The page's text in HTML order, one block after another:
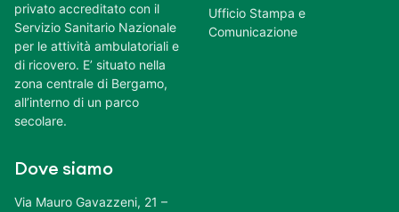
privato accreditato con il
Servizio Sanitario Nazionale
per le attività ambulatoriali e
di ricovero. E’ situato nella
zona centrale di Bergamo,
all’interno di un parco
secolare.
Dove siamo
Via Mauro Gavazzeni, 21 –
Ufficio Stampa e
Comunicazione